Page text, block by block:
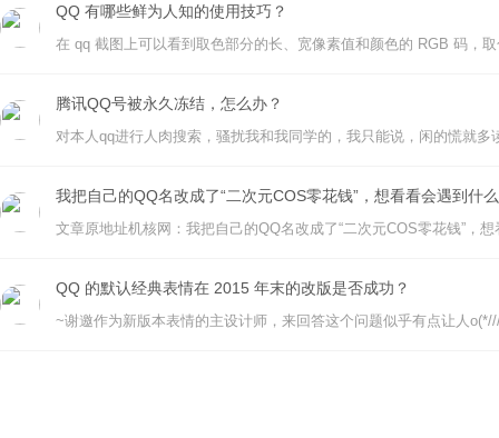
QQ 有哪些鲜为人知的使用技巧？
腾讯QQ号被永久冻结，怎么办？
我把自己的QQ名改成了“二次元COS零花钱”，想看看会遇到什
QQ 的默认经典表情在 2015 年末的改版是否成功？